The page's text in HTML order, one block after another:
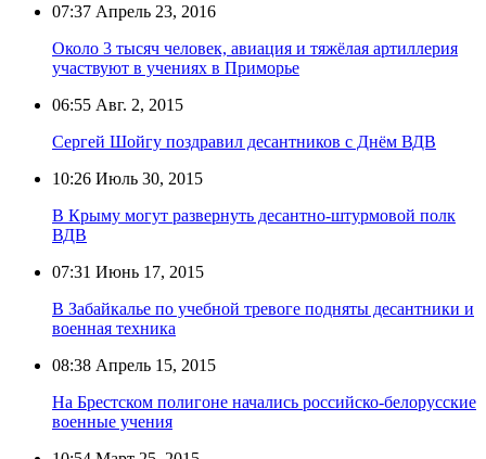
07:37 Апрель 23, 2016
Около 3 тысяч человек, авиация и тяжёлая артиллерия
участвуют в учениях в Приморье
06:55 Авг. 2, 2015
Сергей Шойгу поздравил десантников с Днём ВДВ
10:26 Июль 30, 2015
В Крыму могут развернуть десантно-штурмовой полк
ВДВ
07:31 Июнь 17, 2015
В Забайкалье по учебной тревоге подняты десантники и
военная техника
08:38 Апрель 15, 2015
На Брестском полигоне начались российско-белорусские
военные учения